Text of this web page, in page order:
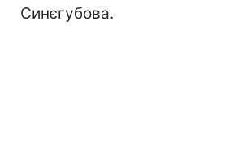
Синєгубова.